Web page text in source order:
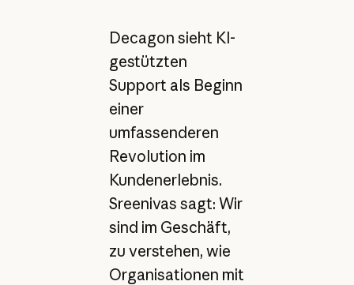
Decagon sieht KI-
gestützten
Support als Beginn
einer
umfassenderen
Revolution im
Kundenerlebnis.
Sreenivas sagt: Wir
sind im Geschäft,
zu verstehen, wie
Organisationen mit